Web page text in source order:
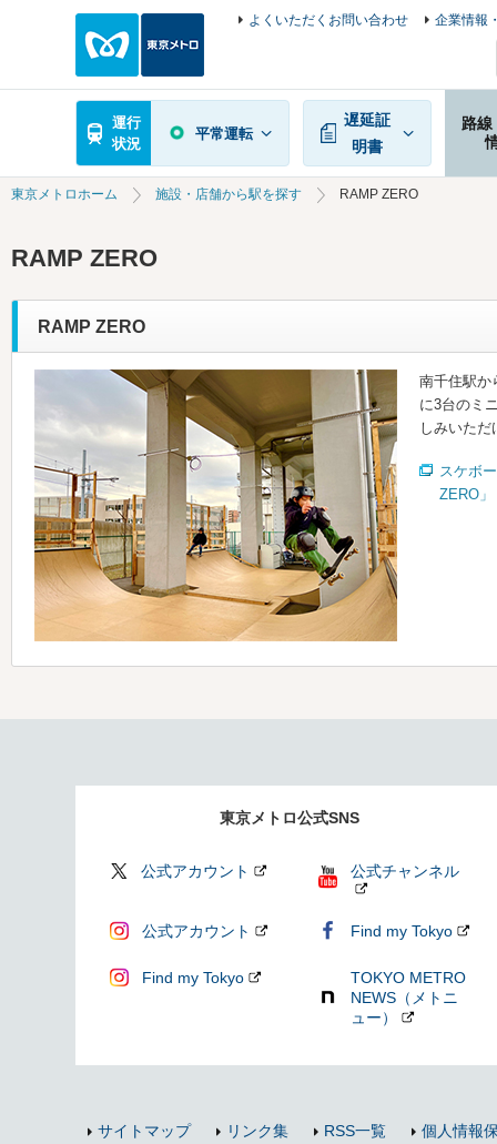
運行
状況
平常運転
遅延証
明書
路線
よくいただくお問い合わせ 企業情報
東京メトロホーム 施設・店舗から駅を探す RAMP ZERO
RAMP ZERO
RAMP ZERO
南千住駅か
に3台のミ
しみいた
スケボ
ZERO」
東京メトロ公式SNS
公式アカウント 公式チャンネル
公式アカウント Find my Tokyo
Find my Tokyo
TOKYO METRO
NEWS（メトニ
ュー）
サイトマップ リンク集 RSS一覧 個人情報